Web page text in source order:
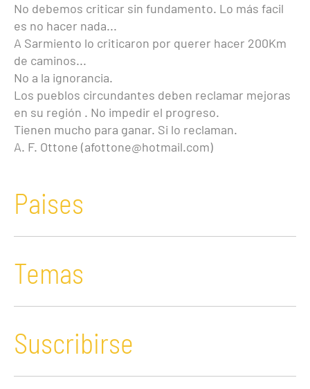
No debemos criticar sin fundamento. Lo más facil
es no hacer nada...
A Sarmiento lo criticaron por querer hacer 200Km
de caminos...
No a la ignorancia.
Los pueblos circundantes deben reclamar mejoras
en su región . No impedir el progreso.
Tienen mucho para ganar. Si lo reclaman.
A. F. Ottone (afottone@hotmail.com)
Paises
Temas
Suscribirse